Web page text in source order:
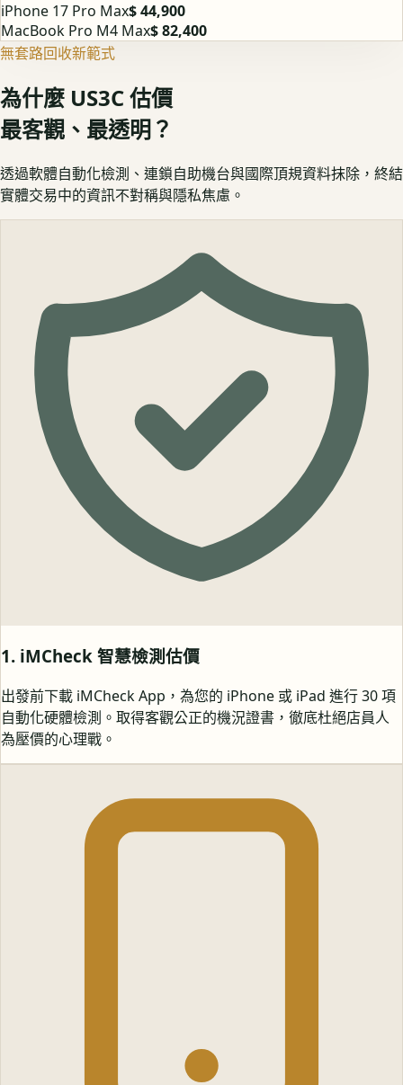
iPhone 17 Pro Max$ 44,900
MacBook Pro M4 Max$ 82,400
無套路回收新範式
為什麼 US3C 估價
最客觀、最透明？
透過軟體自動化檢測、連鎖自助機台與國際頂規資料抹除，終結
實體交易中的資訊不對稱與隱私焦慮。
1. iMCheck 智慧檢測估價
出發前下載 iMCheck App，為您的 iPhone 或 iPad 進行 30 項
自動化硬體檢測。取得客觀公正的機況證書，徹底杜絕店員人
為壓價的心理戰。